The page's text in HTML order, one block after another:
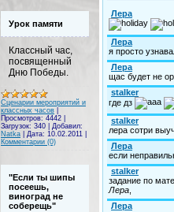
Урок памяти
Классный час,
посвященный
Дню Победы.
Сценарии мероприятий и
классных часов
Просмотров: 4442
Загрузок: 340
Добавил:
Natka
Дата: 10.02.2011
Комментарии (0)
"Если ты шипы
посеешь,
виноград не
соберещь"